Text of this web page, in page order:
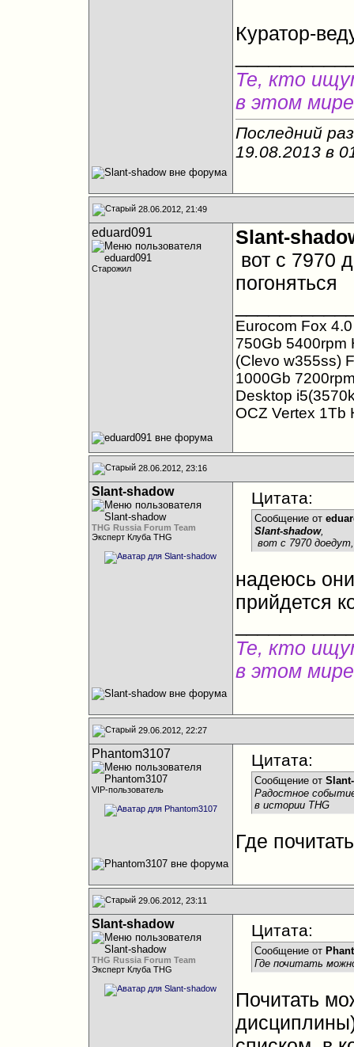
Куратор-
Те, кто
в этом мире
Последний
19.08.2013 в
28.06.2012, 21:49
eduard091
Старожил
Slant-
вот с 7970
погоняться
Eurocom Fox
750Gb 5400rpm
(Clevo w355ss)
1000Gb
Desktop
OCZ Vertex 1Tb
28.06.2012, 23:16
Slant-shadow
THG Russia Forum Team
Эксперт Клуба THG
Цитата:
Сообщение от
Slant-shadow,
вот с 7970
надеюсь
прийдется
Те, кто
в этом мире
29.06.2012, 22:27
Phantom3107
VIP-пользователь
Цитата:
Сообщение от
Радостное
в истории THG
Где
29.06.2012, 23:11
Slant-shadow
THG Russia Forum Team
Эксперт Клуба THG
Цитата:
Сообщение от
Где почитать
Почитать